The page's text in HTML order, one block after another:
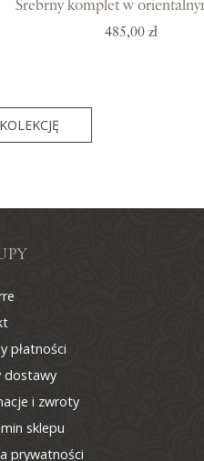
Srebrny komplet w
485,00 zł
płatności
dostawy
i zwroty
sklepu
prywatności